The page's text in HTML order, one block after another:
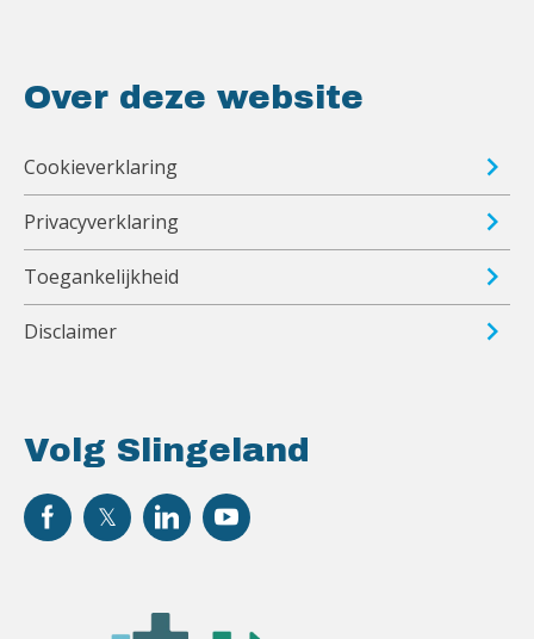
Volg Slingeland
Over deze website
Cookieverklaring
Privacyverklaring
Toegankelijkheid
Disclaimer